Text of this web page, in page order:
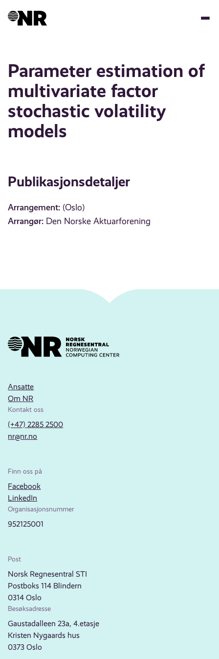
Parameter estimation of
multivariate factor
stochastic volatility
models
Publikasjonsdetaljer
Arrangement: (Oslo)
Arrangør: Den Norske Aktuarforening
Ansatte
Om NR
Kontakt oss
(+47) 2285 2500
nr@nr.no
Finn oss på
Facebook
LinkedIn
Organisasjonsnummer
952125001
Post
Norsk Regnesentral STI
Postboks 114 Blindern
0314 Oslo
Besøksadresse
Gaustadalleen 23a, 4.etasje
Kristen Nygaards hus
0373 Oslo